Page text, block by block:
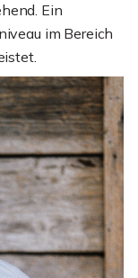
Ein
im Bereich